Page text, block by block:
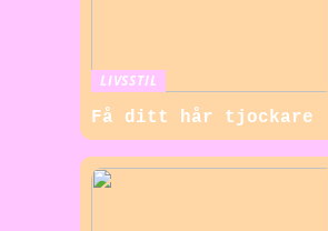
LIVSSTIL
Få ditt hår tjockare